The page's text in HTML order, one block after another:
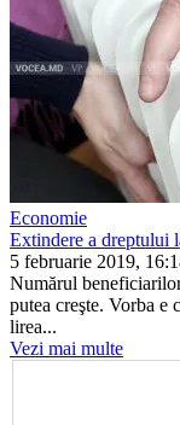
Economie
Extindere a dreptului
5 februarie 2019,
Numărul
putea creşte. Vorba
lirea...
Vezi mai multe